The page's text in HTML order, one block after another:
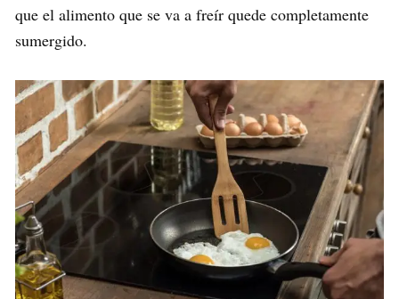
que el alimento que se va a freír quede completamente
sumergido.